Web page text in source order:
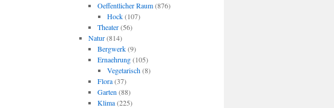
Oeffentlicher Raum(876)
Hock(107)
Theater(56)
Natur(814)
Bergwerk(9)
Ernaehrung(105)
Vegetarisch(8)
Flora(37)
Garten (88)
Klima(225)